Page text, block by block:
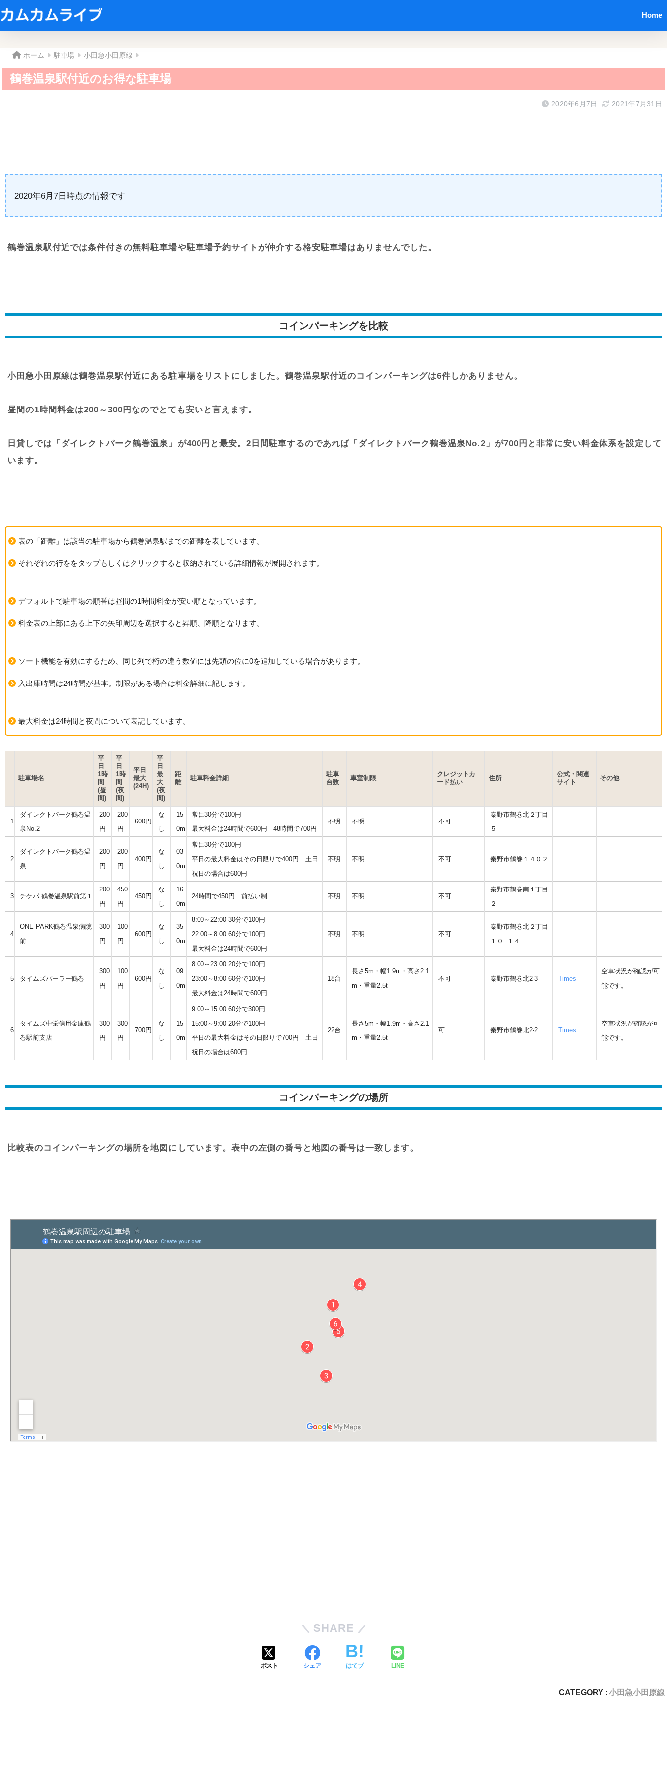
Home
ホーム 駐車場 小田急小田原線
鶴巻温泉駅付近のお得な駐車場
2020年6月7日 2021年7月31日
2020年6月7日時点の情報です
鶴巻温泉駅付近では条件付きの無料駐車場や駐車場予約サイトが仲介する格安駐車場はありませんでした。
コインパーキングを比較
小田急小田原線は鶴巻温泉駅付近にある駐車場をリストにしました。鶴巻温泉駅付近のコインパーキングは6件しかありません。
昼間の1時間料金は200～300円なのでとても安いと言えます。
日貸しでは「ダイレクトパーク鶴巻温泉」が400円と最安。2日間駐車するのであれば「ダイレクトパーク鶴巻温泉No.2」が700円と非常に安い料金体系を設定して
います。
表の「距離」は該当の駐車場から鶴巻温泉駅までの距離を表しています。
それぞれの行ををタップもしくはクリックすると収納されている詳細情報が展開されます。
デフォルトで駐車場の順番は昼間の1時間料金が安い順となっています。
料金表の上部にある上下の矢印周辺を選択すると昇順、降順となります。
ソート機能を有効にするため、同じ列で桁の違う数値には先頭の位に0を追加している場合があります。
入出庫時間は24時間が基本。制限がある場合は料金詳細に記します。
最大料金は24時間と夜間について表記しています。
駐車場名
平
日
1時
間
(昼
間)
平
日
1時
間
(夜
間)
平日
最大
(24H)
平
日
最
大
(夜
間)
距
離
駐車料金詳細
駐車
台数
車室制限
クレジットカ
ード払い
住所
公式・関連
サイト
その他
1
ダイレクトパーク鶴巻温
泉No.2
200
円
200
円
600円
な
し
15
0m
常に30分で100円
最大料金は24時間で600円 48時間で700円
不明 不明 不可
秦野市鶴巻北２丁目
５
2
ダイレクトパーク鶴巻温
泉
200
円
200
円
400円
な
し
03
0m
常に30分で100円
平日の最大料金はその日限りで400円 土日
祝日の場合は600円
不明 不明 不可 秦野市鶴巻１４０２
3 チケパ 鶴巻温泉駅前第１
200
円
450
円
450円
な
し
16
0m
24時間で450円 前払い制 不明 不明 不可
秦野市鶴巻南１丁目
２
4
ONE PARK鶴巻温泉病院
前
300
円
100
円
600円
な
し
35
0m
8:00～22:00 30分で100円
22:00～8:00 60分で100円
最大料金は24時間で600円
不明 不明 不可
秦野市鶴巻北２丁目
１０−１４
5 タイムズパーラー鶴巻
300
円
100
円
600円
な
し
09
0m
8:00～23:00 20分で100円
23:00～8:00 60分で100円
最大料金は24時間で600円
18台
長さ5m・幅1.9m・高さ2.1
m・重量2.5t
不可 秦野市鶴巻北2-3 Times
空車状況が確認が可
能です。
6
タイムズ中栄信用金庫鶴
巻駅前支店
300
円
300
円
700円
な
し
15
0m
9:00～15:00 60分で300円
15:00～9:00 20分で100円
平日の最大料金はその日限りで700円 土日
祝日の場合は600円
22台
長さ5m・幅1.9m・高さ2.1
m・重量2.5t
可 秦野市鶴巻北2-2 Times
空車状況が確認が可
能です。
コインパーキングの場所
比較表のコインパーキングの場所を地図にしています。表中の左側の番号と地図の番号は一致します。
SHARE
ポスト シェア はてブ LINE
CATEGORY :小田急小田原線